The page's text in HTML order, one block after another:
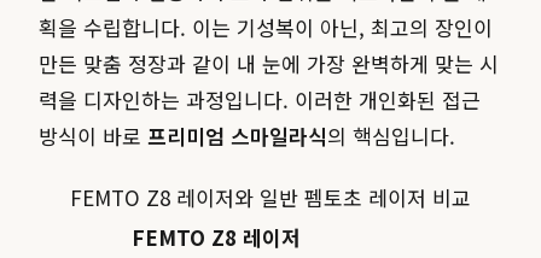
획을 수립합니다. 이는 기성복이 아닌, 최고의 장인이
만든 맞춤 정장과 같이 내 눈에 가장 완벽하게 맞는 시
력을 디자인하는 과정입니다. 이러한 개인화된 접근
방식이 바로 프리미엄 스마일라식의 핵심입니다.
FEMTO Z8 레이저와 일반 펨토초 레이저 비교
FEMTO Z8 레이저